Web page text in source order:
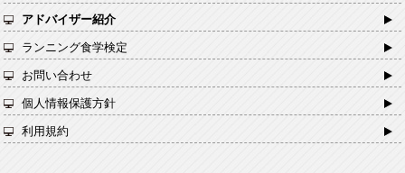
アドバイザー紹介
ランニング食学検定
お問い合わせ
個人情報保護方針
利用規約